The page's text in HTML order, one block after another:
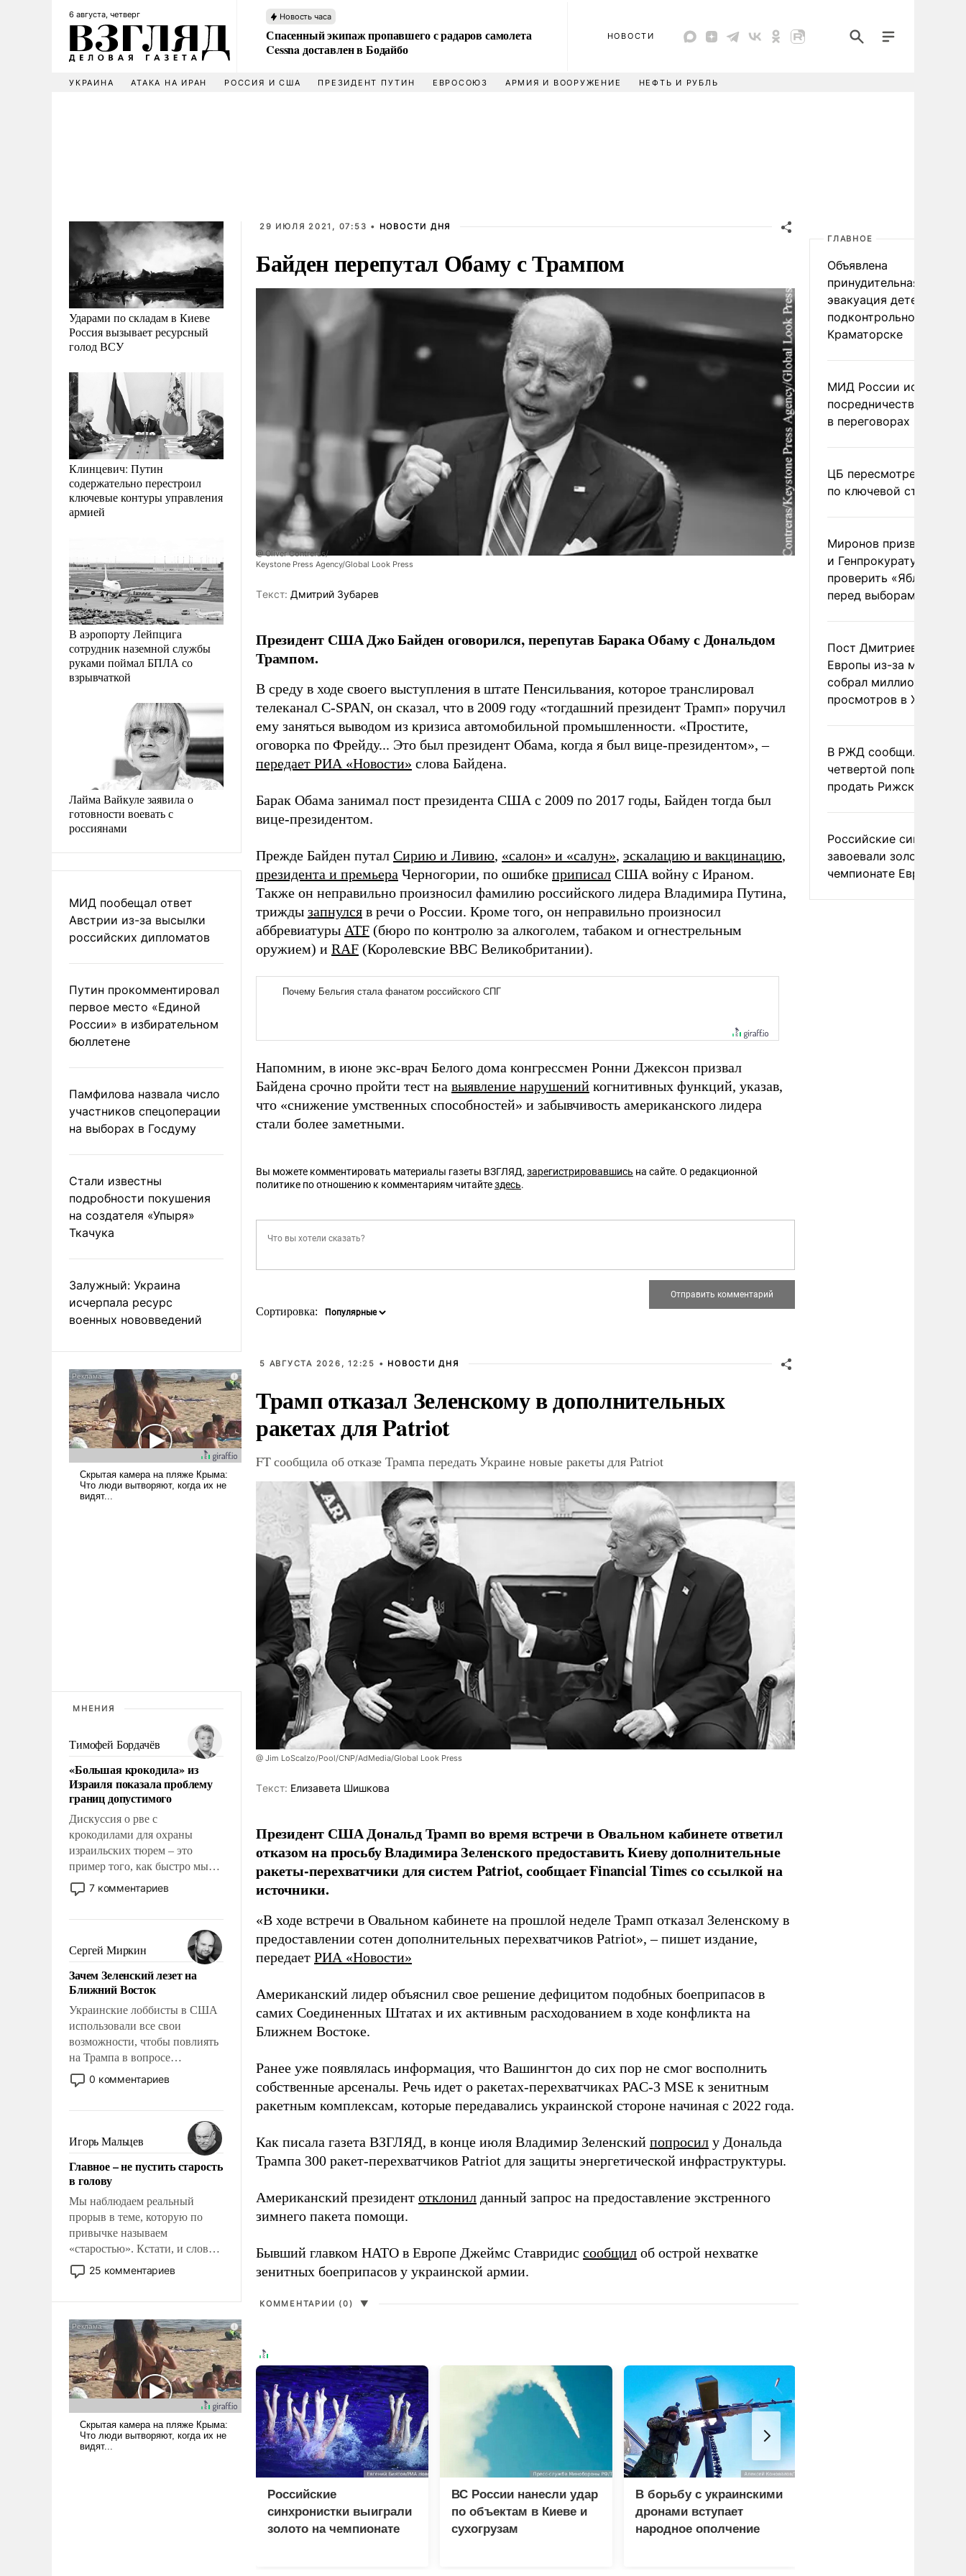
6 августа, четверг Новость часа
Спасенный экипаж пропавшего с радаров самолета
Cessna доставлен в Бодайбо
НОВОСТИ
УКРАИНА АТАКА НА ИРАН РОССИЯ И США ПРЕЗИДЕНТ ПУТИН ЕВРОСОЮЗ АРМИЯ И ВООРУЖЕНИЕ НЕФТЬ И РУБЛЬ
Ударами по складам в Киеве
Россия вызывает ресурсный
голод ВСУ
Клинцевич: Путин
содержательно перестроил
ключевые контуры управления
армией
В аэропорту Лейпцига
сотрудник наземной службы
руками поймал БПЛА со
взрывчаткой
Лайма Вайкуле заявила о
готовности воевать с
россиянами
МИД пообещал ответ
Австрии из-за высылки
российских дипломатов
Путин прокомментировал
первое место «Единой
России» в избирательном
бюллетене
Памфилова назвала число
участников спецоперации
на выборах в Госдуму
Стали известны
подробности покушения
на создателя «Упыря»
Ткачука
Залужный: Украина
исчерпала ресурс
военных нововведений
МНЕНИЯ
Тимофей Бордачёв
«Большая крокодила» из
Израиля показала проблему
границ допустимого
Дискуссия о рве с
крокодилами для охраны
израильских тюрем – это
пример того, как быстро мы
двигаемся по пути
революционных изменений.
псевдонаучной фантастики,
стало всерьез обсуждаемой
идеей.
7 комментариев
Сергей Миркин
Зачем Зеленский лезет на
Ближний Восток
Украинские лоббисты в США
использовали все свои
возможности, чтобы повлиять
на Трампа в вопросе
предоставления вооружений
своим нанимателям. Вероятно,
консультирует Киев, пришла в
голову мысль: хорошо бы
продемонстрировать, что
Украина вступила в
вооруженное противостояние
с Ираном.
0 комментариев
Игорь Мальцев
Главное – не пустить старость
в голову
Мы наблюдаем реальный
прорыв в теме, которую по
привычке называем
«старостью». Кстати, и слово-
то это уже стараются не
использовать – так же, как
что оно уже несет негативные
коннотации.
25 комментариев
29 ИЮЛЯ 2021, 07:53 • НОВОСТИ ДНЯ
Байден перепутал Обаму с Трампом
@ Oliver Contreras/
Keystone Press Agency/Global Look Press
Tекст: Дмитрий Зубарев
Президент США Джо Байден оговорился, перепутав Барака Обаму с Дональдом
Трампом.
В среду в ходе своего выступления в штате Пенсильвания, которое транслировал
телеканал C-SPAN, он сказал, что в 2009 году «тогдашний президент Трамп» поручил
ему заняться выводом из кризиса автомобильной промышленности. «Простите,
оговорка по Фрейду... Это был президент Обама, когда я был вице-президентом», –
передает РИА «Новости» слова Байдена.
Барак Обама занимал пост президента США с 2009 по 2017 годы, Байден тогда был
вице-президентом.
Прежде Байден путал Сирию и Ливию, «салон» и «салун», эскалацию и вакцинацию,
президента и премьера Черногории, по ошибке приписал США войну с Ираном.
Также он неправильно произносил фамилию российского лидера Владимира Путина,
трижды запнулся в речи о России. Кроме того, он неправильно произносил
аббревиатуры ATF (бюро по контролю за алкоголем, табаком и огнестрельным
оружием) и RAF (Королевские ВВС Великобритании).
Напомним, в июне экс-врач Белого дома конгрессмен Ронни Джексон призвал
Байдена срочно пройти тест на выявление нарушений когнитивных функций, указав,
что «снижение умственных способностей» и забывчивость американского лидера
стали более заметными.
Вы можете комментировать материалы газеты ВЗГЛЯД,зарегистрировавшись на сайте. О редакционной
политике по отношению к комментариям читайтездесь.
Сортировка:
5 АВГУСТА 2026, 12:25 • НОВОСТИ ДНЯ
Трамп отказал Зеленскому в дополнительных
ракетах для Patriot
FT сообщила об отказе Трампа передать Украине новые ракеты для Patriot
@ Jim LoScalzo/Pool/CNP/AdMedia/Global Look Press
Tекст: Елизавета Шишкова
Президент США Дональд Трамп во время встречи в Овальном кабинете ответил
отказом на просьбу Владимира Зеленского предоставить Киеву дополнительные
ракеты-перехватчики для систем Patriot, сообщает Financial Times со ссылкой на
источники.
«В ходе встречи в Овальном кабинете на прошлой неделе Трамп отказал Зеленскому в
предоставлении сотен дополнительных перехватчиков Patriot», – пишет издание,
передает РИА «Новости»
Американский лидер объяснил свое решение дефицитом подобных боеприпасов в
самих Соединенных Штатах и их активным расходованием в ходе конфликта на
Ближнем Востоке.
Ранее уже появлялась информация, что Вашингтон до сих пор не смог восполнить
собственные арсеналы. Речь идет о ракетах-перехватчиках PAC-3 MSE к зенитным
ракетным комплексам, которые передавались украинской стороне начиная с 2022 года.
Как писала газета ВЗГЛЯД, в конце июля Владимир Зеленский попросил у Дональда
Трампа 300 ракет-перехватчиков Patriot для защиты энергетической инфраструктуры.
Американский президент отклонил данный запрос на предоставление экстренного
зимнего пакета помощи.
Бывший главком НАТО в Европе Джеймс Ставридис сообщил об острой нехватке
зенитных боеприпасов у украинской армии.
КОММЕНТАРИИ (0) ▼
Российские
синхронистки выиграли
золото на чемпионате
ВС России нанесли удар
по объектам в Киеве и
сухогрузам
В борьбу с украинскими
дронами вступает
народное ополчение
ГЛАВНОЕ
Объявлена
принудительная
эвакуация детей в
подконтрольном Киеву
Краматорске
МИД России исключил
посредничество
в переговорах по
ЦБ пересмотрел
по ключевой ставке
Миронов призвал
и Генпрокуратуру
проверить «Яблоко»
перед выборами
Пост Дмитриева о
Европы из-за
собрал миллион
просмотров в X
В РЖД сообщили о
четвертой попытке
продать Рижский
Российские
завоевали золото на
чемпионате Европы